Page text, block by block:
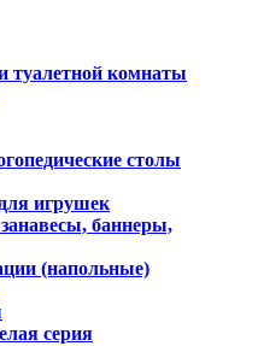
туалетной комнаты
столы
игрушек
баннеры,
(напольные)
серия